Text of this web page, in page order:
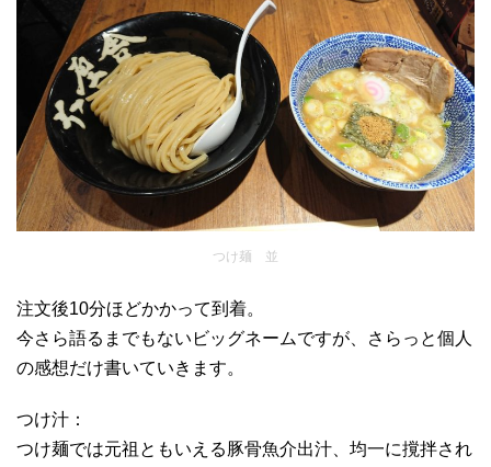
つけ麺 並
注文後10分ほどかかって到着。
今さら語るまでもないビッグネームですが、さらっと個人
の感想だけ書いていきます。
つけ汁：
つけ麺では元祖ともいえる豚骨魚介出汁、均一に撹拌され